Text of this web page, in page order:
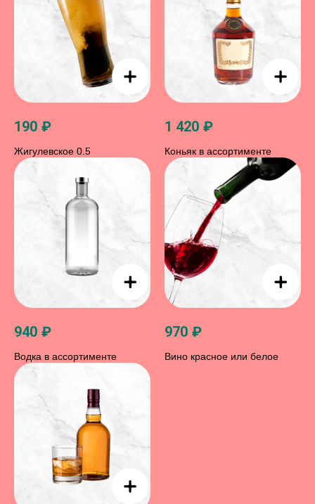
190 ₽
Жигулевское 0.5
1 420 ₽
Коньяк в ассортименте
940 ₽
Водка в ассортименте
970 ₽
Вино красное или белое